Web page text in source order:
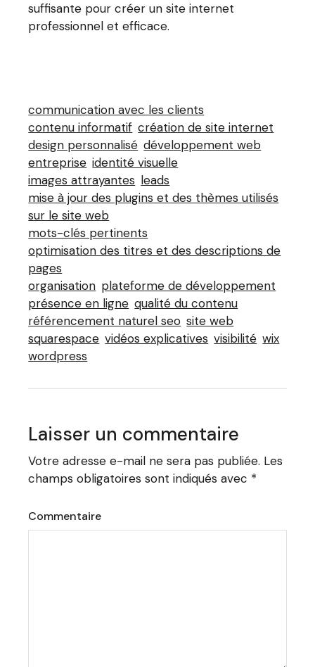
suffisante pour créer un site internet
professionnel et efficace.
communication avec les clients
contenu informatif création de site internet
design personnalisé développement web
entreprise identité visuelle
images attrayantes leads
mise à jour des plugins et des thèmes utilisés
sur le site web
mots-clés pertinents
optimisation des titres et des descriptions de
pages
organisation plateforme de développement
présence en ligne qualité du contenu
référencement naturel seo site web
squarespace vidéos explicatives visibilité wix
wordpress
Laisser un commentaire
Votre adresse e-mail ne sera pas publiée. Les
champs obligatoires sont indiqués avec *
Commentaire